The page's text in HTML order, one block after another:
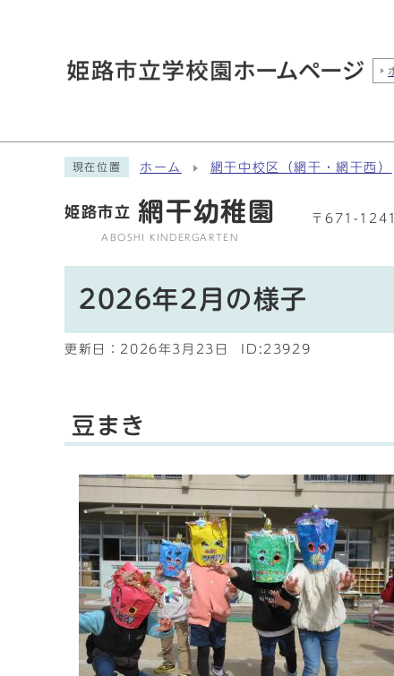
現在位置 ホーム 網干中校区（網干・網干西）
姫路市立 網干幼稚園
ABOSHI KINDERGARTEN
〒671-
2026年2月の様子
更新日： 2026年3月23日 ID:23929
豆まき